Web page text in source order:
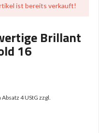
ist bereits verkauft!
Brillant
16
4 UStG zzgl.